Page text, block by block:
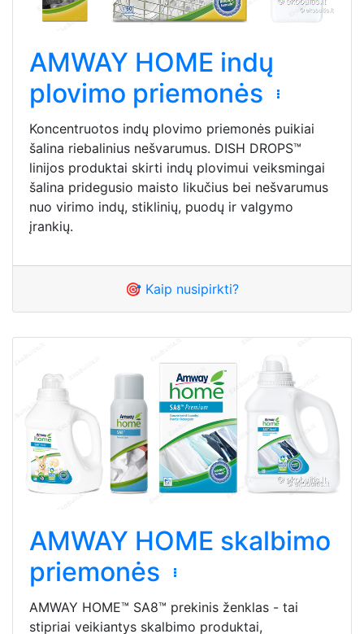
AMWAY HOME indų
plovimo priemonės
Koncentruotos indų plovimo priemonės puikiai
šalina riebalinius nešvarumus. DISH DROPS™
linijos produktai skirti indų plovimui veiksmingai
šalina pridegusio maisto likučius bei nešvarumus
nuo virimo indų, stiklinių, puodų ir valgymo
įrankių.
🎯 Kaip nusipirkti?
AMWAY HOME skalbimo
priemonės
AMWAY HOME™ SA8™ prekinis ženklas - tai
stipriai veikiantys skalbimo produktai,